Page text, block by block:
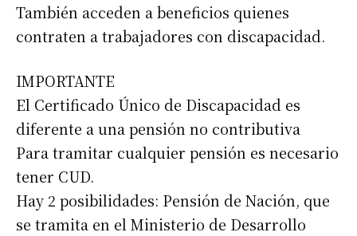
También acceden a beneficios quienes
contraten a trabajadores con discapacidad.
IMPORTANTE
El Certificado Único de Discapacidad es
diferente a una pensión no contributiva
Para tramitar cualquier pensión es necesario
tener CUD.
Hay 2 posibilidades: Pensión de Nación, que
se tramita en el Ministerio de Desarrollo